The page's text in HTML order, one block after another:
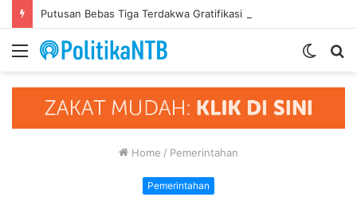
Menu
Switch
Home / Pemerintahan
Pemerintahan